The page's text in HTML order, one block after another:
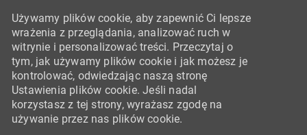
Używamy plików cookie, aby zapewnić Ci lepsze
wrażenia z przeglądania, analizować ruch w
witrynie i personalizować treści. Przeczytaj o
tym, jak używamy plików cookie i jak możesz je
kontrolować, odwiedzając naszą stronę
Ustawienia plików cookie. Jeśli nadal
korzystasz z tej strony, wyrażasz zgodę na
używanie przez nas plików cookie.